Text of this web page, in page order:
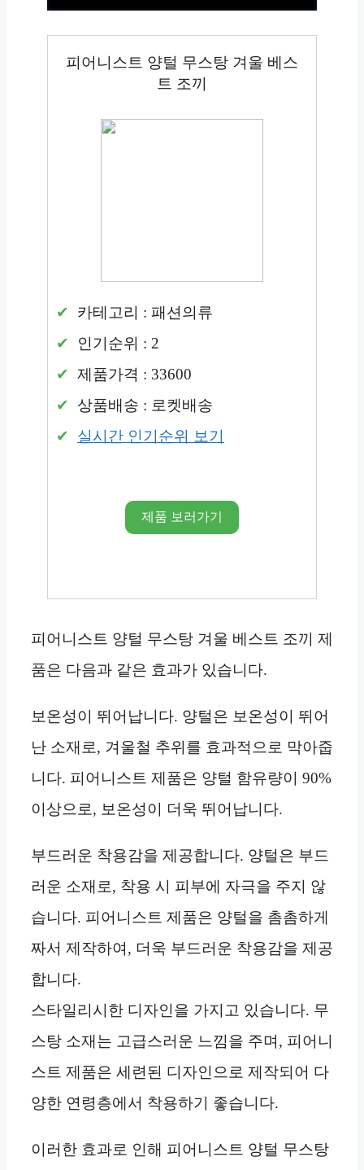
피어니스트 양털 무스탕 겨울 베스
트 조끼
카테고리 : 패션의류
인기순위 : 2
제품가격 : 33600
상품배송 : 로켓배송
실시간 인기순위 보기
제품 보러가기
피어니스트 양털 무스탕 겨울 베스트 조끼 제
품은 다음과 같은 효과가 있습니다.
보온성이 뛰어납니다. 양털은 보온성이 뛰어
난 소재로, 겨울철 추위를 효과적으로 막아줍
니다. 피어니스트 제품은 양털 함유량이 90%
이상으로, 보온성이 더욱 뛰어납니다.
부드러운 착용감을 제공합니다. 양털은 부드
러운 소재로, 착용 시 피부에 자극을 주지 않
습니다. 피어니스트 제품은 양털을 촘촘하게
짜서 제작하여, 더욱 부드러운 착용감을 제공
합니다.
스타일리시한 디자인을 가지고 있습니다. 무
스탕 소재는 고급스러운 느낌을 주며, 피어니
스트 제품은 세련된 디자인으로 제작되어 다
양한 연령층에서 착용하기 좋습니다.
이러한 효과로 인해 피어니스트 양털 무스탕